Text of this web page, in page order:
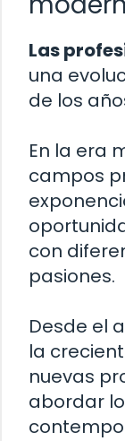
Las
una
de los
En la era
campos
con
pasiones.
Desde el
la
nuevas
abordar